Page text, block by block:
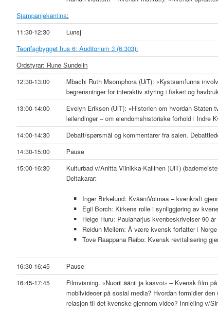
Sjampanjekantina:
11:30-12:30
Lunsj
Teorifagbygget hus 6: Auditorium 3 (6.303):
Ordstyrar: Rune Sundelin
12:30-13:00
Mbachi Ruth Msomphora (UiT): «Kystsamfunns
begrensninger for interaktiv styring i fiskeri og
13:00-14:00
Evelyn Eriksen (UiT): «Historien om hvordan Staten
leilendinger – om eiendomshistoriske forhold i Indre
14:00-14:30
Debatt/spørsmål og kommentarer fra salen.
14:30-15:00
Pause
15:00-16:30
Kulturbad v/Anitta Viinikka-Kallinen (UiT)
Deltakarar:
Inger Birkelund: KvääniVoimaa – kvenkraft
Egil Borch: Kirkens rolle i synliggjøring av
Helge Huru: Paulaharjus kvenbeskrivelser 90
Reidun Mellem: Å være kvensk forfatter i Norge
Tove Raappana Reibo: Kvensk revitalisering
16:30-16:45
Pause
16:45-17:45
Filmvisning. «Nuorii äänii ja kasvoi» – Kvensk film
mobilvideoer på sosial media? Hvordan formidler
relasjon til det kvenske gjennom video? Innleiing v/